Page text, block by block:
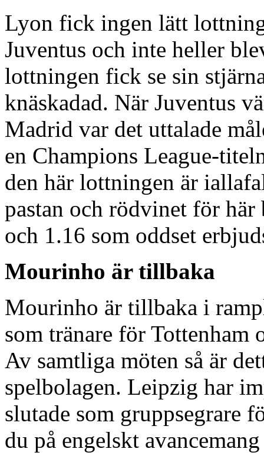
Lyon fick ingen lätt
Juventus och inte heller
lottningen fick se sin
knäskadad. När Juventus
Madrid var det uttalade
en Champions League-
den här lottningen är
pastan och rödvinet för
och 1.16 som oddset
Mourinho är tillbaka
Mourinho är tillbaka i
som tränare för
Av samtliga möten så är
spelbolagen. Leipzig har
slutade som gruppsegrare
du på engelskt